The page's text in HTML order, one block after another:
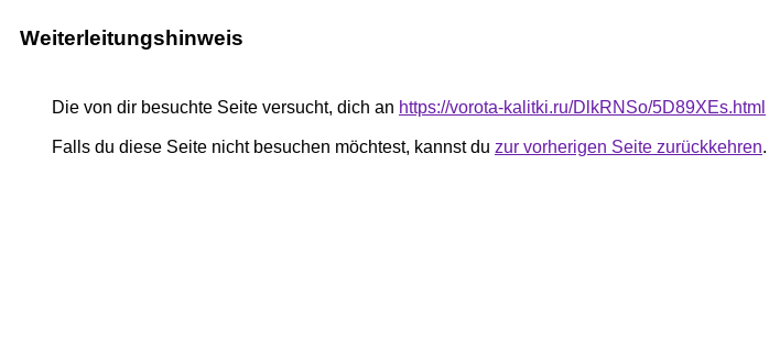
Weiterleitungshinweis
Die von dir besuchte Seite versucht, dich an https://vorota-kalitki.ru/DlkRNSo/5D89XEs.html
Falls du diese Seite nicht besuchen möchtest, kannst du zur vorherigen Seite zurückkehren.